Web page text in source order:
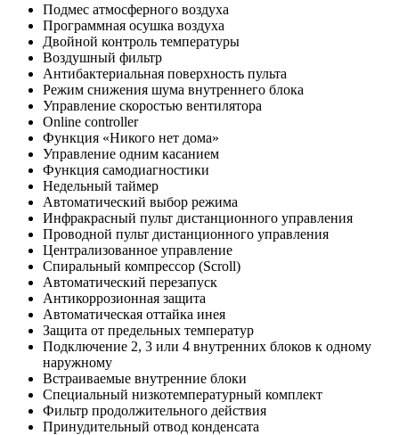
Подмес атмосферного воздуха
Программная осушка воздуха
Двойной контроль температуры
Воздушный фильтр
Антибактериальная поверхность пульта
Режим снижения шума внутреннего блока
Управление скоростью вентилятора
Online controller
Функция «Никого нет дома»
Управление одним касанием
Функция самодиагностики
Недельный таймер
Автоматический выбор режима
Инфракрасный пульт дистанционного управления
Проводной пульт дистанционного управления
Централизованное управление
Спиральный компрессор (Scroll)
Автоматический перезапуск
Антикоррозионная защита
Автоматическая оттайка инея
Защита от предельных температур
Подключение 2, 3 или 4 внутренних блоков к одному
наружному
Встраиваемые внутренние блоки
Специальный низкотемпературный комплект
Фильтр продолжительного действия
Принудительный отвод конденсата